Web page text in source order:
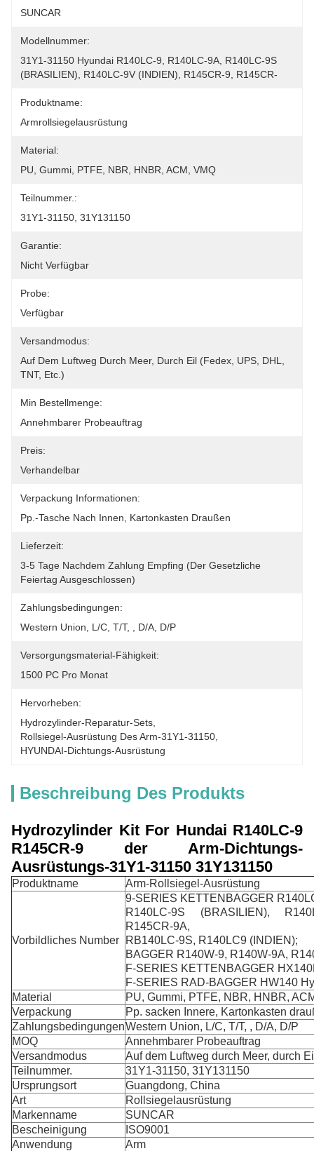
SUNCAR
Modellnummer:
31Y1-31150 Hyundai R140LC-9, R140LC-9A, R140LC-9S
(BRASILIEN), R140LC-9V (INDIEN), R145CR-9, R145CR-
Produktname:
Armrollsiegelausrüstung
Material:
PU, Gummi, PTFE, NBR, HNBR, ACM, VMQ
Teilnummer.:
31Y1-31150, 31Y131150
Garantie:
Nicht Verfügbar
Probe:
Verfügbar
Versandmodus:
Auf Dem Luftweg Durch Meer, Durch Eil (Fedex, UPS, DHL,
TNT, Etc.)
Min Bestellmenge:
Annehmbarer Probeauftrag
Preis:
Verhandelbar
Verpackung Informationen:
Pp.-Tasche Nach Innen, Kartonkasten Draußen
Lieferzeit:
3-5 Tage Nachdem Zahlung Empfing (der Gesetzliche
Feiertag Ausgeschlossen)
Zahlungsbedingungen:
Western Union, L/C, T/T, , D/A, D/P
Versorgungsmaterial-Fähigkeit:
1500 PC Pro Monat
Hervorheben:
Hydrozylinder-Reparatur-Sets
Rollsiegel-Ausrüstung Des Arm-31Y1-31150
HYUNDAI-Dichtungs-Ausrüstung
Beschreibung Des Produkts
Hydrozylinder Kit For Hundai R140LC-9
R145CR-9 der Arm-Dichtungs-
Ausrüstungs-31Y1-31150 31Y131150
Produktname Arm-Rollsiegel-Ausrüstung
Vorbildliches Number
9-SERIES KETTENBAGGER
R140LC-9S (BRASILIEN),
R145CR-9A,
RB140LC-9S, R140LC9 (INDIEN);
BAGGER R140W-9, R140W-9A,
F-SERIES KETTENBAGGER
F-SERIES RAD-BAGGER HW140
Material
PU, Gummi, PTFE, NBR, HNBR,
Verpackung
Pp. sacken Innere, Kartonkasten
ZahlungsbedingungenWestern Union, L/C, T/T, , D/A, D/P
MOQ
Annehmbarer Probeauftrag
Versandmodus
Auf dem Luftweg durch Meer, durch
Teilnummer.
31Y1-31150, 31Y131150
Ursprungsort
Guangdong, China
Art
Rollsiegelausrüstung
Markenname
SUNCAR
Bescheinigung
ISO9001
Anwendung
Arm